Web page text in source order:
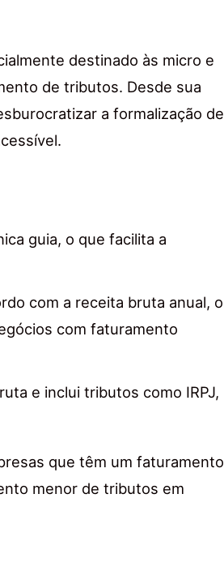
destinado às micro e
de tributos. Desde sua
a formalização de
guia, o que facilita a
com a receita bruta anual, o
com faturamento
e inclui tributos como IRPJ,
que têm um faturamento
menor de tributos em